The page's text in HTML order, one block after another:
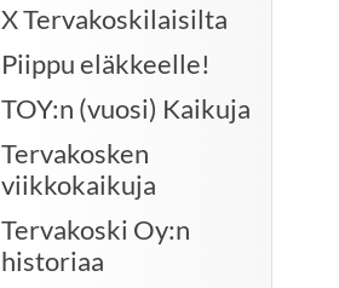
X Tervakoskilaisilta
Piippu eläkkeelle!
TOY:n (vuosi) Kaikuja
Tervakosken
viikkokaikuja
Tervakoski Oy:n
historiaa